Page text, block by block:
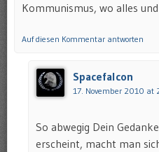
Kommunismus, wo alles
Auf diesen Kommentar antworten
Spacefalcon
17. November 2010 at
So abwegig Dein
erscheint, macht man